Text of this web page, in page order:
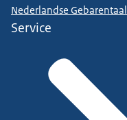
Nederlandse Gebarentaal
Service